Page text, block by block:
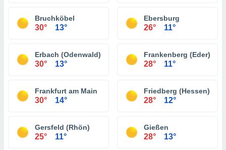
Bruchköbel
30° 13°
Ebersburg
26° 11°
Erbach (Odenwald)
30° 13°
Frankenberg (Eder)
28° 11°
Frankfurt am Main
30° 14°
Friedberg (Hessen)
28° 12°
Gersfeld (Rhön)
25° 11°
Gießen
28° 13°